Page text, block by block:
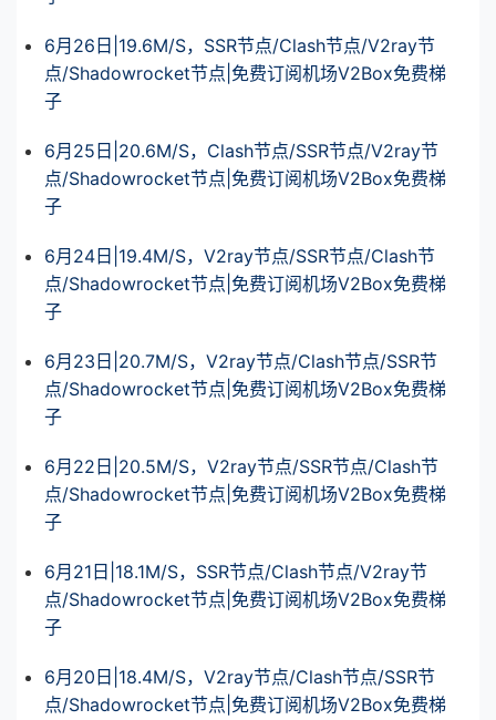
6月26日|19.6M/S，SSR节点/Clash节点/V2ray节
点/Shadowrocket节点|免费订阅机场V2Box免费梯
子
6月25日|20.6M/S，Clash节点/SSR节点/V2ray节
点/Shadowrocket节点|免费订阅机场V2Box免费梯
子
6月24日|19.4M/S，V2ray节点/SSR节点/Clash节
点/Shadowrocket节点|免费订阅机场V2Box免费梯
子
6月23日|20.7M/S，V2ray节点/Clash节点/SSR节
点/Shadowrocket节点|免费订阅机场V2Box免费梯
子
6月22日|20.5M/S，V2ray节点/SSR节点/Clash节
点/Shadowrocket节点|免费订阅机场V2Box免费梯
子
6月21日|18.1M/S，SSR节点/Clash节点/V2ray节
点/Shadowrocket节点|免费订阅机场V2Box免费梯
子
6月20日|18.4M/S，V2ray节点/Clash节点/SSR节
点/Shadowrocket节点|免费订阅机场V2Box免费梯